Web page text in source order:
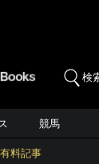
検
競馬
有料記事